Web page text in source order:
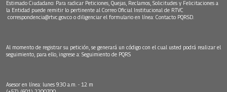
Estimado Ciudadano: Para radicar Peticiones, Quejas, Reclamos, Solicitudes y Felicitaciones a
la Entidad puede remitir lo pertinente al Correo Oficial Institucional de RTVC
correspondencia@rtvc.gov.co o diligenciar el formulario en línea: Contacto PQRSD.
Al momento de registrar su petición, se generará un código con el cual usted podrá realizar el
seguimiento, para ello, ingrese a: Seguimiento de PQRS
Asesor en línea: lunes 9:30 a.m. - 12 m